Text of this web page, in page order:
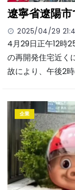
遼寧省遼陽
2025/04/29
4月29日正午12時
の再開発住宅近く
故により、午後2
企業